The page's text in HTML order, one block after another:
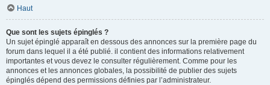
Haut
Que sont les sujets épinglés ?
Un sujet épinglé apparaît en dessous des annonces sur la première page du
forum dans lequel il a été publié. il contient des informations relativement
importantes et vous devez le consulter régulièrement. Comme pour les
annonces et les annonces globales, la possibilité de publier des sujets
épinglés dépend des permissions définies par l’administrateur.